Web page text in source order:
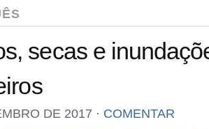
secas e
DE 2017 ⋅ COMENTAR